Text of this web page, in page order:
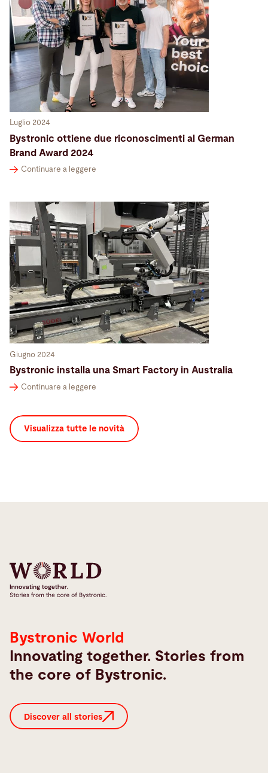
Luglio 2024
Bystronic ottiene due riconoscimenti al German
Brand Award 2024
Continuare a leggere
Giugno 2024
Bystronic installa una Smart Factory in Australia
Continuare a leggere
Visualizza tutte le novità
Bystronic World
Innovating together. Stories from
the core of Bystronic.
Discover all stories